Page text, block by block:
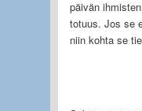
päivän
totuus. Jos se
niin kohta se